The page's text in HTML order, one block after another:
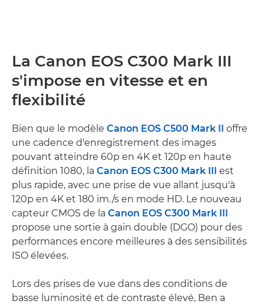
La Canon EOS C300 Mark III
s'impose en vitesse et en
flexibilité
Bien que le modèle Canon EOS C500 Mark II offre
une cadence d'enregistrement des images
pouvant atteindre 60p en 4K et 120p en haute
définition 1080, la Canon EOS C300 Mark III est
plus rapide, avec une prise de vue allant jusqu'à
120p en 4K et 180 im./s en mode HD. Le nouveau
capteur CMOS de la Canon EOS C300 Mark III
propose une sortie à gain double (DGO) pour des
performances encore meilleures à des sensibilités
ISO élevées.
Lors des prises de vue dans des conditions de
basse luminosité et de contraste élevé, Ben a